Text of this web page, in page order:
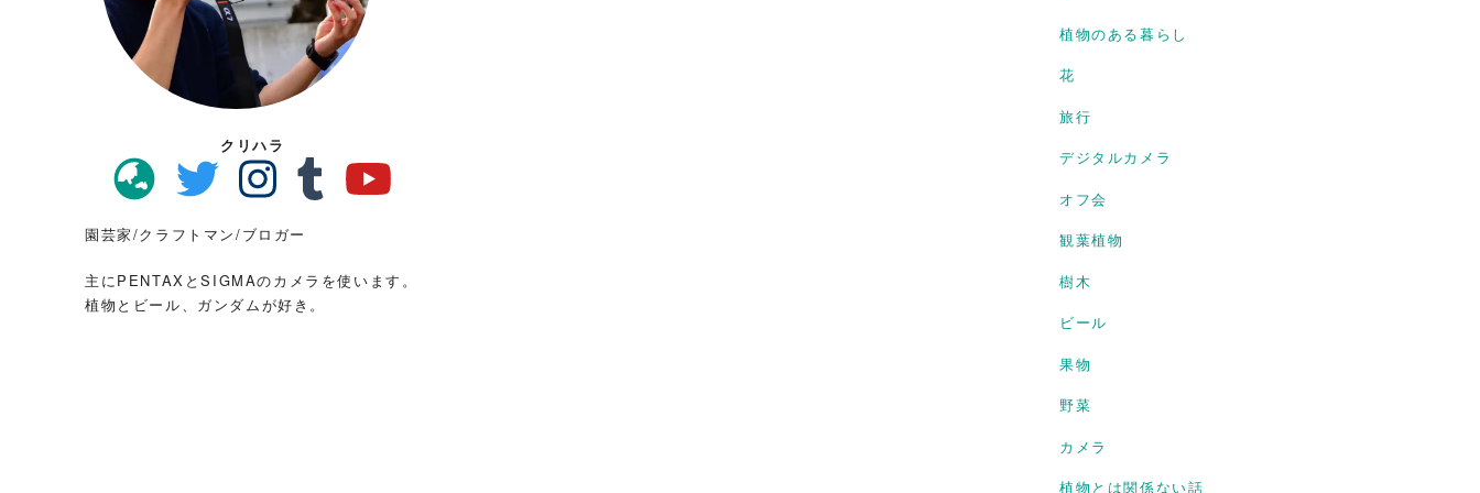
クリハラ
園芸家/クラフトマン/ブロガー
主にPENTAXとSIGMAのカメラを使います。
植物とビール、ガンダムが好き。
植物のある暮らし
花
旅行
デジタルカメラ
オフ会
観葉植物
樹木
ビール
果物
野菜
カメラ
植物とは関係ない話